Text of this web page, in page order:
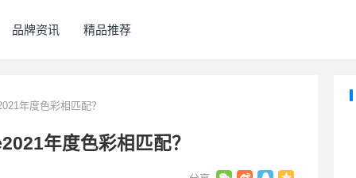
品牌资讯 精品推荐
年度色彩相匹配？
年度色彩相匹配？